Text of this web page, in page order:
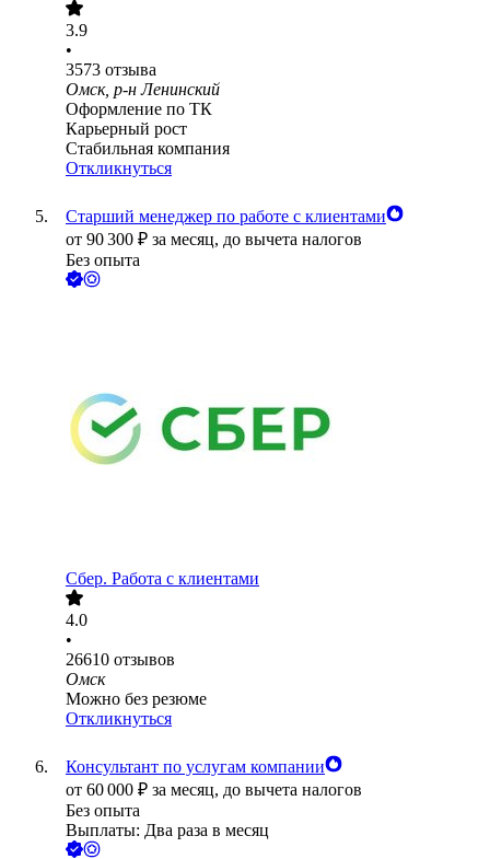
3.9
•
3573 отзыва
Омск, р-н Ленинский
Оформление по ТК
Карьерный рост
Стабильная компания
Откликнуться
Старший менеджер по работе с клиентами
от 90 300 ₽ за месяц, до вычета налогов
Без опыта
Сбер. Работа с клиентами
4.0
•
26610 отзывов
Омск
Можно без резюме
Откликнуться
Консультант по услугам компании
от 60 000 ₽ за месяц, до вычета налогов
Без опыта
Выплаты: Два раза в месяц